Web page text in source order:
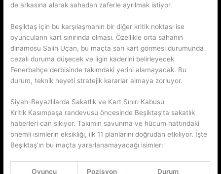
de arkasına alarak sahadan zaferle ayrılmak istiyor.
Beşiktaş için bu karşılaşmanın bir diğer kritik noktası ise
oyuncuların kart sınırında olması. Özellikle orta sahanın
dinamosu Salih Uçan, bu maçta sarı kart görmesi durumunda
cezalı duruma düşecek ve ligin kaderini belirleyecek
Fenerbahçe derbisinde takımdaki yerini alamayacak. Bu
durum, teknik heyeti stratejik kararlar almaya zorluyor.
Siyah-Beyazlılarda Sakatlık ve Kart Sınırı Kabusu
Kritik Kasımpaşa randevusu öncesinde Beşiktaş’ta sakatlık
haberleri can sıkıyor. Takımın savunma ve hücum hattındaki
önemli isimlerin eksikliği, ilk 11 planlarını doğrudan etkiliyor. İşte
Beşiktaş’ın bu maçta yararlanamayacağı isimler:
Oyuncu Pozisyon Durum